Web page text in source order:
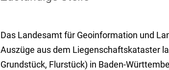
Das Landesamt für Geoinformation und
Auszüge aus dem Liegenschaftskataster
Grundstück, Flurstück) in Baden-